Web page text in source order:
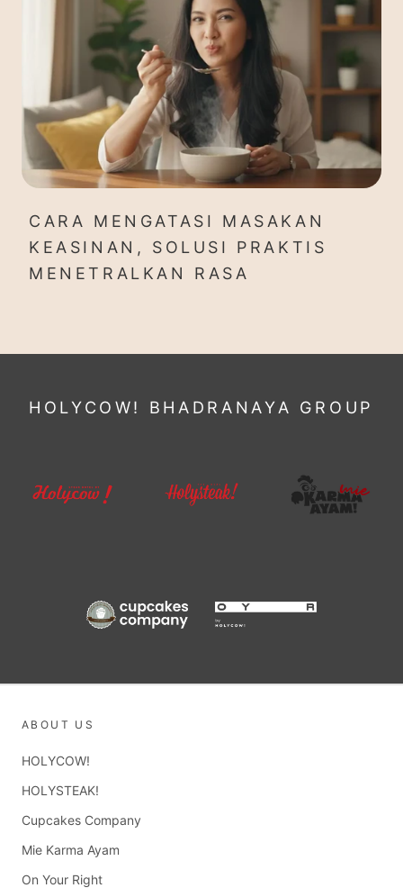
CARA MENGATASI MASAKAN
KEASINAN, SOLUSI PRAKTIS
MENETRALKAN RASA
HOLYCOW! BHADRANAYA GROUP
ABOUT US
HOLYCOW!
HOLYSTEAK!
Cupcakes Company
Mie Karma Ayam
On Your Right